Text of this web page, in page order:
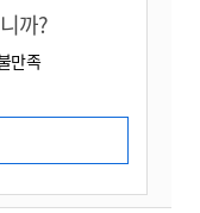
까?
만족